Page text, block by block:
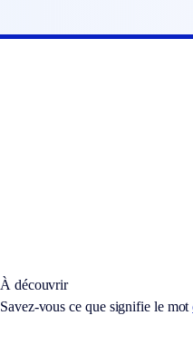
À découvrir
Savez-vous ce que signifie le mot